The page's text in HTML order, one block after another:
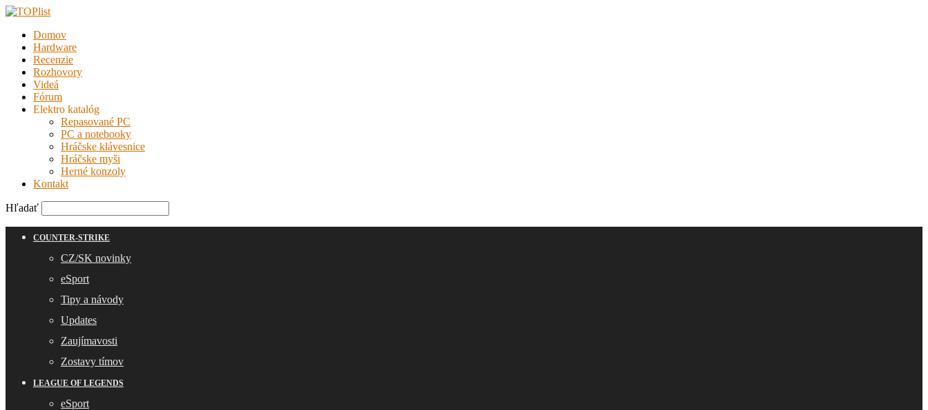
Domov
Hardware
Recenzie
Rozhovory
Videá
Fórum
Elektro katalóg
Repasované PC
PC a notebooky
Hráčske klávesnice
Hráčske myši
Herné konzoly
Kontakt
Hľadať
COUNTER-STRIKE
CZ/SK novinky
eSport
Tipy a návody
Updates
Zaujímavosti
Zostavy tímov
LEAGUE OF LEGENDS
eSport